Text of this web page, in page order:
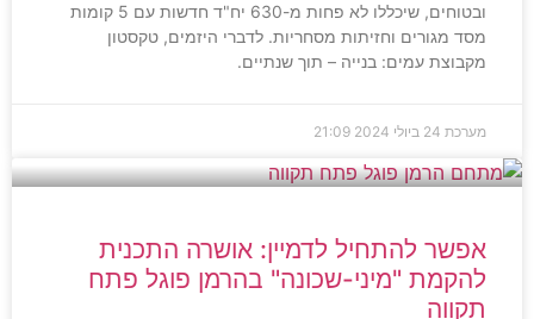
ובטוחים, שיכללו לא פחות מ-630 יח"ד חדשות עם 5 קומות
מסד מגורים וחזיתות מסחריות. לדברי היזמים, טקסטון
מקבוצת עמים: בנייה – תוך שנתיים.
מערכת 24 ביולי 2024 21:09
אפשר להתחיל לדמיין: אושרה התכנית
להקמת "מיני-שכונה" בהרמן פוגל פתח
תקווה